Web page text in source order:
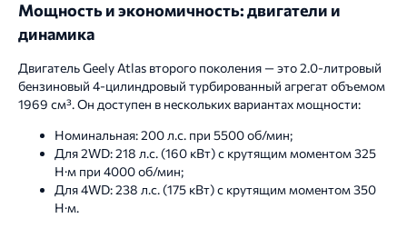
Мощность и экономичность: двигатели и
динамика
Двигатель Geely Atlas второго поколения — это 2.0-литровый
бензиновый 4-цилиндровый турбированный агрегат объемом
1969 см³. Он доступен в нескольких вариантах мощности:
Номинальная: 200 л.с. при 5500 об/мин;
Для 2WD: 218 л.с. (160 кВт) с крутящим моментом 325
Н·м при 4000 об/мин;
Для 4WD: 238 л.с. (175 кВт) с крутящим моментом 350
Н·м.